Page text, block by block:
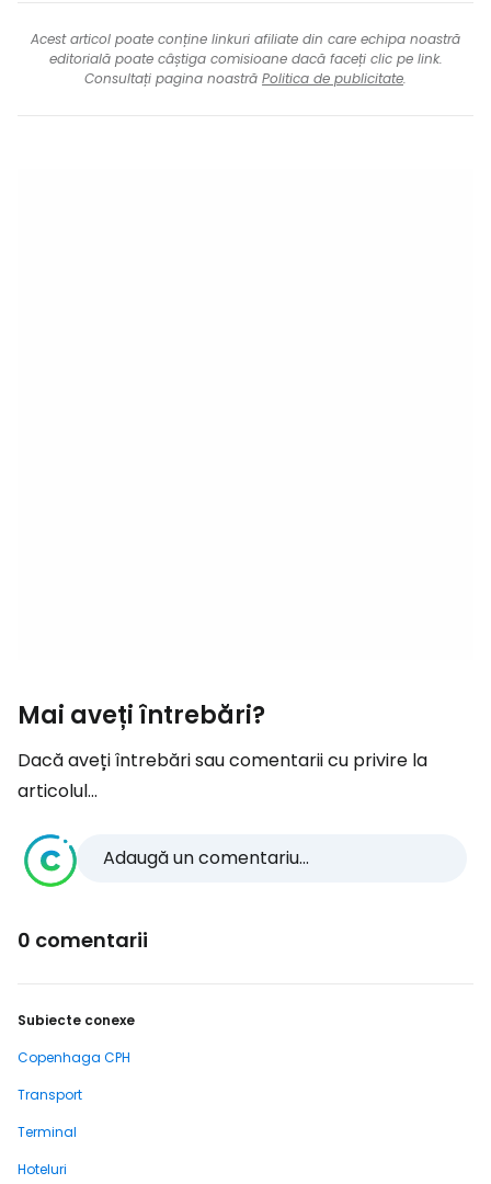
Acest articol poate conține linkuri afiliate din care echipa noastră
editorială poate câștiga comisioane dacă faceți clic pe link.
Consultați pagina noastră Politica de publicitate.
Mai aveți întrebări?
Dacă aveți întrebări sau comentarii cu privire la
articolul...
Adaugă un comentariu...
0 comentarii
Subiecte conexe
Copenhaga CPH
Transport
Terminal
Hoteluri